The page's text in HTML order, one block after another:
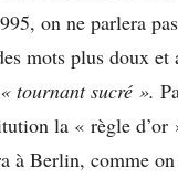
on ne parlera
mots plus doux et
tournant sucré ».
la « règle
à Berlin, comme